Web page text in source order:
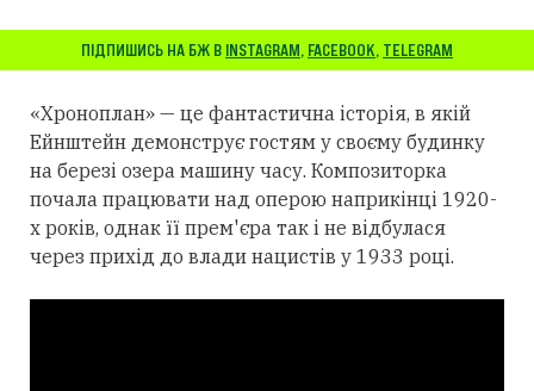
ПІДПИШИСЬ НА БЖ В INSTAGRAM, FACEBOOK, TELEGRAM
«Хроноплан» — це фантастична історія, в якій
Ейнштейн демонструє гостям у своєму будинку
на березі озера машину часу. Композиторка
почала працювати над оперою наприкінці 1920-
х років, однак її прем'єра так і не відбулася
через прихід до влади нацистів у 1933 році.